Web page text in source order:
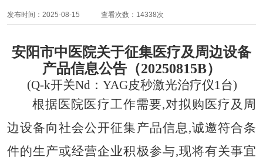
发布时间：2025-08-15 查看次数：14338次
安阳市中医院关于征集医疗及周边设备
产品信息公告 （20250815B）
(Q-k开关Nd：YAG皮秒激光治疗仪1台)
根据医院医疗工作需要,对拟购医疗及周
边设备向社会公开征集产品信息,诚邀符合条
件的生产或经营企业积极参与,现将有关事宜